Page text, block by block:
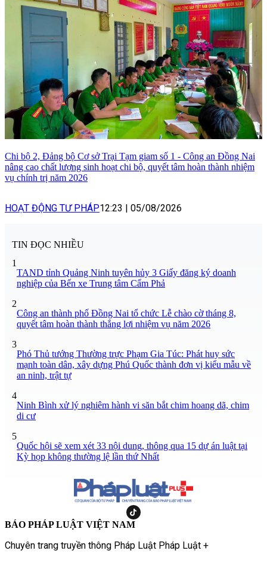
Chi bộ 2, Đảng bộ Cơ sở Trại Tạm giam số 1 - Công an Đồng Nai
nâng cao chất lượng sinh hoạt chi bộ, quyết tâm hoàn thành nhiệm
vụ chính trị năm 2026
HOẠT ĐỘNG TƯ PHÁP12:23 05/08/2026
TIN ĐỌC NHIỀU
1
TAND tỉnh Quảng Ninh tuyên hủy 3 Giấy đăng ký doanh
nghiệp của Bến xe Trung tâm Cẩm Phả
2
Công an thành phố Đồng Nai tổ chức Lễ chào cờ tháng 8,
quyết tâm hoàn thành thắng lợi nhiệm vụ năm 2026
3
Phó Thủ tướng Thường trực Phạm Gia Túc: Phát huy sức
mạnh toàn dân, xây dựng Phú Quốc thành đơn vị kiểu mẫu về
an ninh, trật tự
4
Ninh Bình xử lý nghiêm hành vi săn bắt chim hoang dã, chim
di cư
5
Quốc hội sẽ xem xét 33 nội dung, thông qua 15 dự án luật tại
Kỳ họp không thường lệ lần thứ Nhất
BÁO PHÁP LUẬT VIỆT NAM
Chuyên trang truyền thông Pháp Luật Pháp Luật +